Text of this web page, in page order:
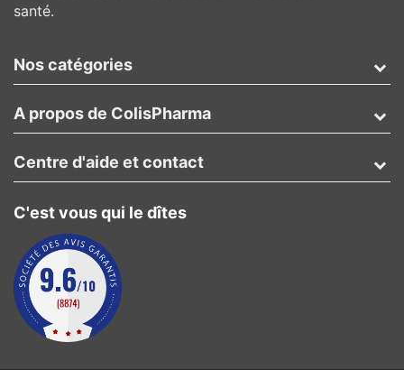
santé.
Nos catégories
A propos de ColisPharma
C'est vous qui le dîtes
Centre d'aide et contact